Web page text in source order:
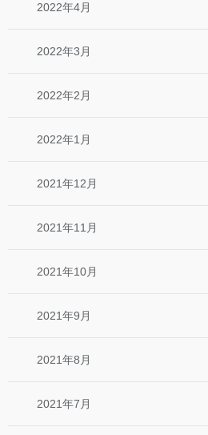
2022年4月
2022年3月
2022年2月
2022年1月
2021年12月
2021年11月
2021年10月
2021年9月
2021年8月
2021年7月